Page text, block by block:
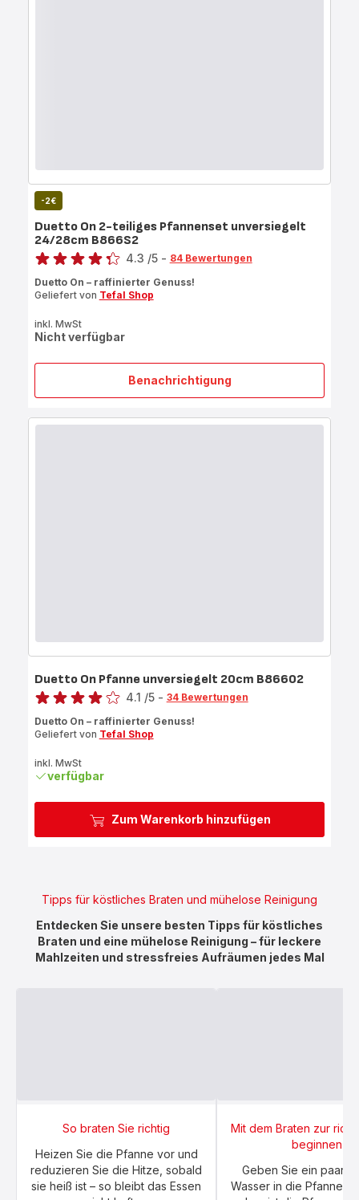
Benachrichtigung
Duetto
2-
-2€
Duetto On 2-teiliges Pfannenset unversiegelt
24/28cm B866S2
Bewertung
4.3 /5 - 84 Bewertungen
Duetto On – raffinierter Genuss!
Geliefert von Tefal Shop
inkl. MwSt
Nicht verfügbar
Zum Warenkorb hinzufügen
Duetto On Pfanne unversiegelt 20cm B86602
Bewertung
4.1 /5 - 34 Bewertungen
Duetto On – raffinierter Genuss!
Geliefert von Tefal Shop
inkl. MwSt
verfügbar
Tipps für köstliches Braten und mühelose Reinigung
Entdecken Sie unsere besten Tipps für köstliches
Braten und eine mühelose Reinigung – für leckere
Mahlzeiten und stressfreies Aufräumen jedes Mal
So braten Sie richtig
Heizen Sie die Pfanne vor und
reduzieren Sie die Hitze, sobald
sie heiß ist – so bleibt das Essen
Mit dem Braten zur
beginnen
Geben Sie ein paar
Wasser in die Pfanne –